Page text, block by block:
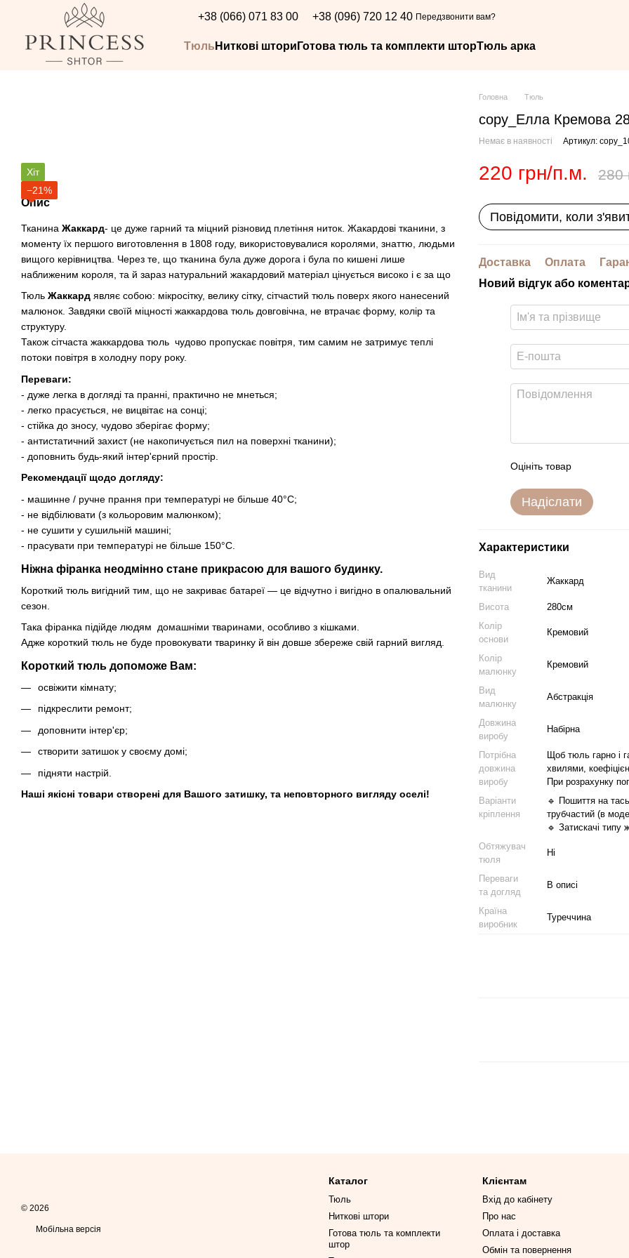
Перейти до основного контенту +38 (066) 071 83 00 +38 (096) 720 12 40 Передзвонити вам?
Тюль Ниткові штори Готова тюль та комплекти шторТюль арка
Хіт
−21%
Опис
Тканина Жаккард- це дуже гарний та міцний різновид плетіння ниток. Жакардові тканини, з
моменту їх першого виготовлення в 1808 году, використовувалися королями, знаттю, людьми
вищого керівництва. Через те, що тканина була дуже дорога і була по кишені лише
наближеним короля, та й зараз натуральний жакардовий матеріал цінується високо і є за що
Тюль Жаккард являє собою: мікросітку, велику сітку, сітчастий тюль поверх якого нанесений
малюнок. Завдяки своїй міцності жаккардова тюль довговічна, не втрачає форму, колір та
структуру.
Також сітчаста жаккардова тюль чудово пропускає повітря, тим самим не затримує теплі
потоки повітря в холодну пору року.
Переваги:
- дуже легка в догляді та пранні, практично не мнеться;
- легко прасується, не вицвітає на сонці;
- стійка до зносу, чудово зберігає форму;
- антистатичний захист (не накопичується пил на поверхні тканини);
- доповнить будь-який інтер'єрний простір.
Рекомендації щодо догляду:
- машинне / ручне прання при температурі не більше 40°C;
- не відбілювати (з кольоровим малюнком);
- не сушити у сушильній машині;
- прасувати при температурі не більше 150°C.
Ніжна фіранка неодмінно стане прикрасою для вашого будинку.
Короткий тюль вигідний тим, що не закриває батареї — це відчутно і вигідно в опалювальний
сезон.
Така фіранка підійде людям домашніми тваринами, особливо з кішками.
Адже короткий тюль не буде провокувати тваринку й він довше збереже свій гарний вигляд.
Короткий тюль допоможе Вам:
освіжити кімнату;
підкреслити ремонт;
доповнити інтер'єр;
створити затишок у своєму домі;
підняти настрій.
Наші якісні товари створені для Вашого затишку, та неповторного вигляду оселі!
Головна Тюль
copy_Елла Кремова
Немає в наявності Артикул:
220 грн/п.м. 280
Повідомити, коли
Доставка Оплата
Новий відгук або
Оцініть товар
Надіслати
Характеристики
Вид
тканини
Жаккард
Висота
280см
Колір
основи
Кремовий
Колір
малюнку
Кремовий
Вид
малюнку
Абстракція
Довжина
виробу
Набірна
Потрібна
довжина
виробу
Щоб тюль гарно і
хвилями,
При розрахунку
Варіанти
кріплення
🔹 Пошиття на
трубчастий (в
🔹 Затискачі типу
Обтяжувач
тюля
Ні
Переваги
та догляд
В описі
Країна
виробник
Туреччина
© 2026
Мобільна версія
Каталог
Тюль
Ниткові штори
Готова тюль та комплекти
штор
Клієнтам
Вхід до кабінету
Про нас
Оплата і доставка
Обмін та повернення